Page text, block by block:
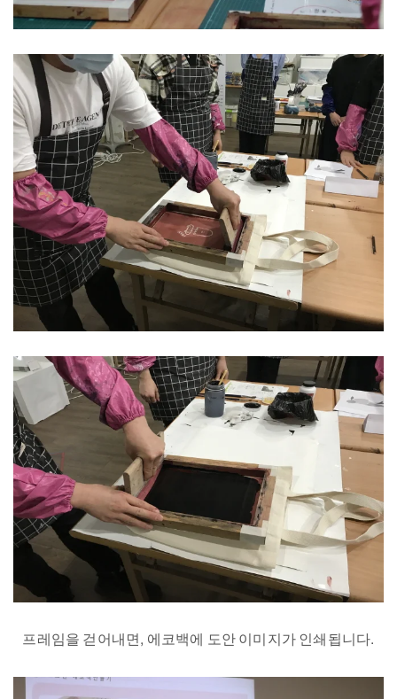
프레임을 걷어내면, 에코백에 도안 이미지가 인쇄됩니다.